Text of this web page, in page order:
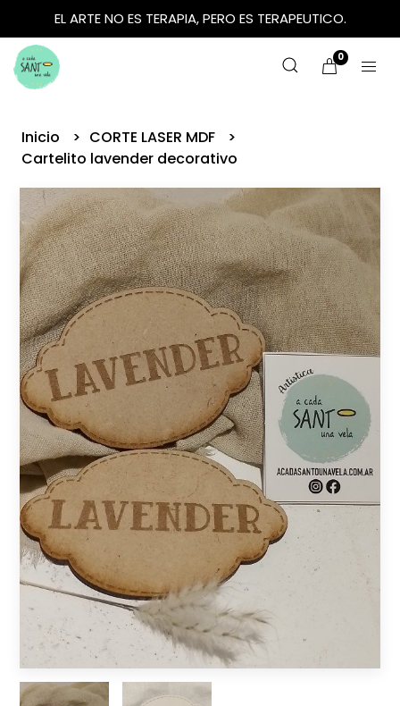
EL ARTE NO ES TERAPIA, PERO ES TERAPEUTICO.
0
Inicio
CORTE LASER MDF
Cartelito lavender decorativo